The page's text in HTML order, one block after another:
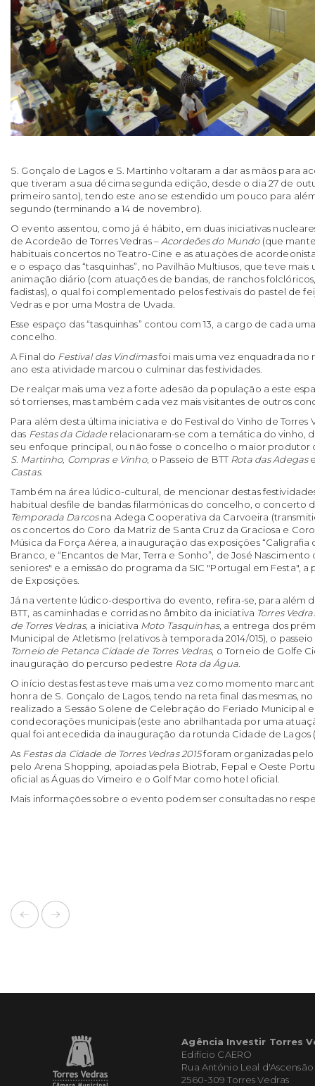
S. Gonçalo de Lagos e S. Martinho voltaram a dar as mãos para
que tiveram a sua décima segunda edição, desde o dia 27 de
primeiro santo), tendo este ano se estendido um pouco para
segundo (terminando a 14 de novembro).
O evento assentou, como já é hábito, em duas iniciativas
de Acordeão de Torres Vedras – Acordeões do Mundo(que
habituais concertos no Teatro-Cine e as atuações de
e o espaço das “tasquinhas”, no Pavilhão Multiusos, que teve
animação diário (com atuações de bandas, de ranchos
fadistas), o qual foi complementado pelos festivais do pastel de
Vedras e por uma Mostra de Uvada.
Esse espaço das “tasquinhas” contou com 13, a cargo de cada
concelho.
A Final do Festival das Vindimasfoi mais uma vez enquadrada no
ano esta atividade marcou o culminar das festividades.
De realçar mais uma vez a forte adesão da população a este
só torrienses, mas também cada vez mais visitantes de outros
Para além desta última iniciativa e do Festival do Vinho de Torres
das Festas da Cidade relacionaram-se com a temática do vinho,
seu enfoque principal, ou não fosse o concelho o maior produtor
S. Martinho, Compras e Vinho, o Passeio de BTT Rota das Adegas
Castas.
Também na área lúdico-cultural, de mencionar destas
habitual desfile de bandas filarmónicas do concelho, o concerto
Temporada Darcosna Adega Cooperativa da Carvoeira
os concertos do Coro da Matriz de Santa Cruz da Graciosa e
Música da Força Aérea, a inauguração das exposições “Caligrafia
Branco, e “Encantos de Mar, Terra e Sonho”, de José Nascimento
seniores" e a emissão do programa da SIC "Portugal em Festa",
de Exposições.
Já na vertente lúdico-desportiva do evento, refira-se, para além
BTT, as caminhadas e corridas no âmbito da iniciativa Torres
de Torres Vedras, a iniciativa Moto Tasquinhas, a entrega dos
Municipal de Atletismo (relativos à temporada 2014/015), o
Torneio de Petanca Cidade de Torres Vedras, o Torneio de Golfe
inauguração do percurso pedestre Rota da Água.
O início destas festas teve mais uma vez como momento
honra de S. Gonçalo de Lagos, tendo na reta final das mesmas, no
realizado a Sessão Solene de Celebração do Feriado Municipal
condecorações municipais (este ano abrilhantada por uma
qual foi antecedida da inauguração da rotunda Cidade de Lagos
As Festas da Cidade de Torres Vedras 2015foram organizadas
pelo Arena Shopping, apoiadas pela Biotrab, Fepal e Oeste
oficial as Águas do Vimeiro e o Golf Mar como hotel oficial.
Mais informações sobre o evento podem ser consultadas no
Agência Investir Torres
Edifício CAERO
Rua António Leal d'Ascensão
2560-309 Torres Vedras